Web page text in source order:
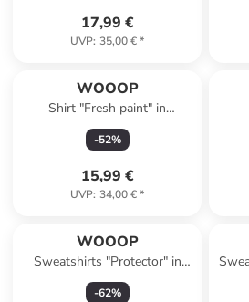
17,99 €
UVP: 35,00 €*
WOOOP
Shirt "Fresh paint" in
Dunkelblau
-52%
15,99 €
UVP: 34,00 €*
WOOOP
Sweatshirts "Protector" in
Grau
-62%